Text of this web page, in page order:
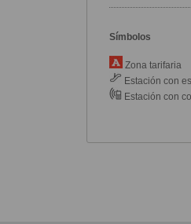
Símbolos
Zona tarifaria
Estación con
Estación con